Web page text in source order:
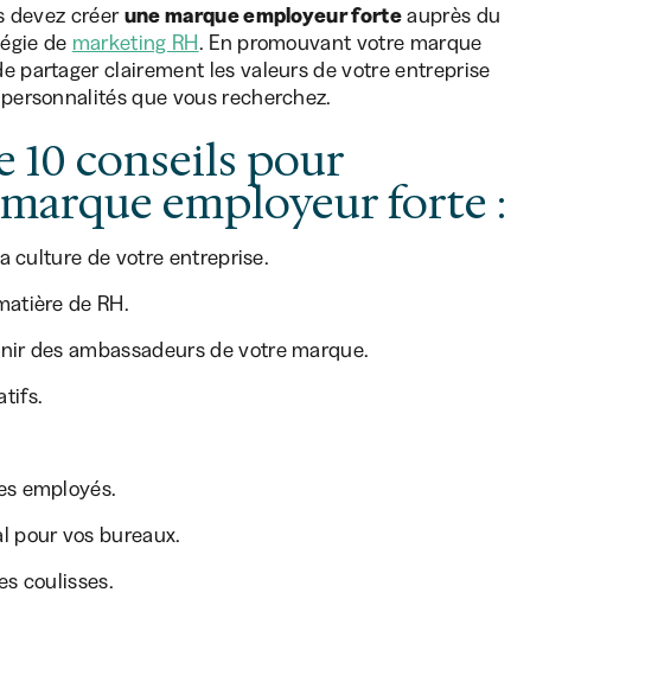
devez créerune marque employeur forteauprès du
de marketing RH. En promouvant votre marque
partager clairement les valeurs de votre entreprise
que vous recherchez.
10 conseils pour
employeur forte :
culture de votre entreprise.
de RH.
des ambassadeurs de votre marque.
employés.
pour vos bureaux.
coulisses.